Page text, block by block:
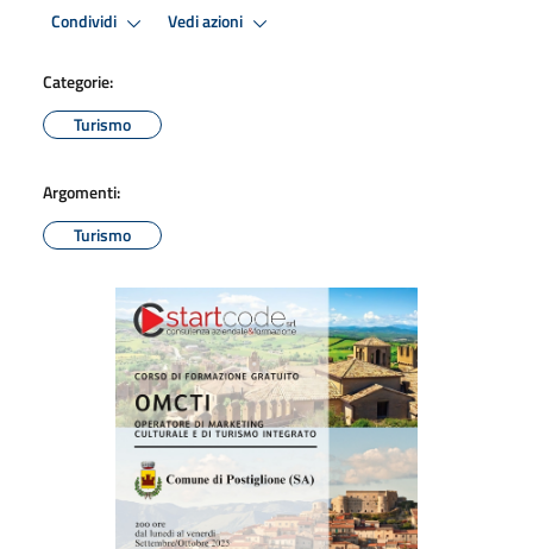
Condividi Vedi azioni
Categorie:
Turismo
Argomenti:
Turismo